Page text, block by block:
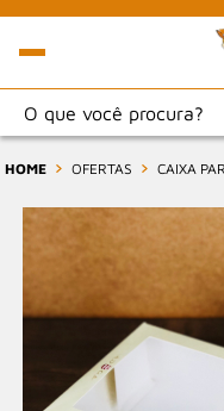
HOME OFERTAS CAIXA